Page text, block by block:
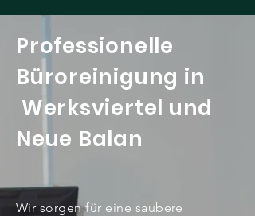
Professionelle
Büroreinigung in
Werksviertel und
Neue Balan
Wir sorgen für eine saubere